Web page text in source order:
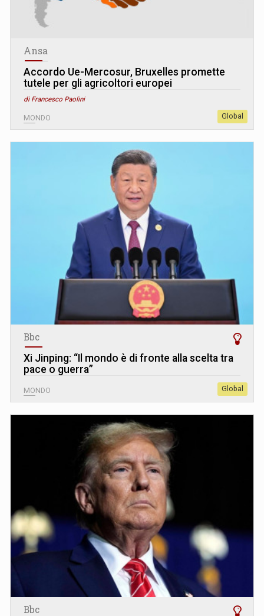
Ansa
Accordo Ue-Mercosur, Bruxelles promette
tutele per gli agricoltori europei
di Francesco Paolini
MONDO Global
Bbc
Xi Jinping: “Il mondo è di fronte alla scelta tra
pace o guerra”
MONDO Global
Bbc